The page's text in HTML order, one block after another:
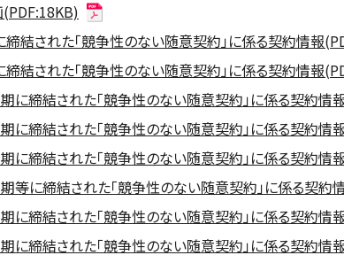
結された「競争性のない随意契約」に係る契約情報
結された「競争性のない随意契約」に係る契約情報
に締結された「競争性のない随意契約」に係る契約情
に締結された「競争性のない随意契約」に係る契約情
に締結された「競争性のない随意契約」に係る契約情
等に締結された「競争性のない随意契約」に係る契約
に締結された「競争性のない随意契約」に係る契約情
に締結された「競争性のない随意契約」に係る契約情